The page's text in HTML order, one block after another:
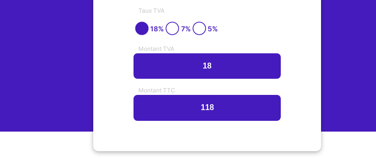
Taux TVA
18% 7% 5%
Montant TVA
Montant TTC